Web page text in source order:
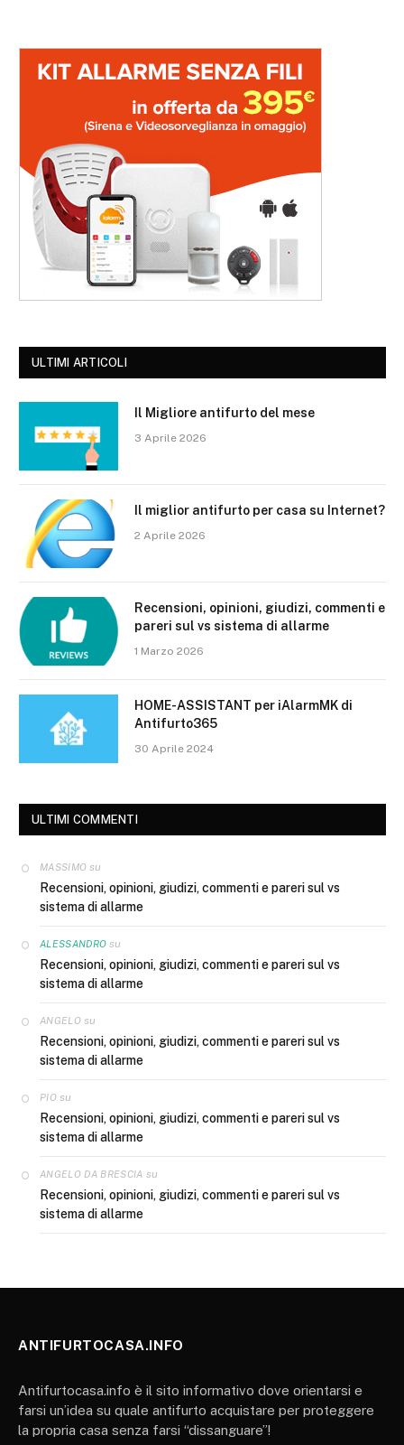
ULTIMI ARTICOLI
Il Migliore antifurto del mese
3 Aprile 2026
Il miglior antifurto per casa su Internet?
2 Aprile 2026
Recensioni, opinioni, giudizi, commenti e
pareri sul vs sistema di allarme
1 Marzo 2026
HOME-ASSISTANT per iAlarmMK di
Antifurto365
30 Aprile 2024
ULTIMI COMMENTI
MASSIMO su
Recensioni, opinioni, giudizi, commenti e pareri sul vs
sistema di allarme
ALESSANDRO su
Recensioni, opinioni, giudizi, commenti e pareri sul vs
sistema di allarme
ANGELO su
Recensioni, opinioni, giudizi, commenti e pareri sul vs
sistema di allarme
PIO su
Recensioni, opinioni, giudizi, commenti e pareri sul vs
sistema di allarme
ANGELO DA BRESCIA su
Recensioni, opinioni, giudizi, commenti e pareri sul vs
sistema di allarme
ANTIFURTOCASA.INFO
Antifurtocasa.info è il sito informativo dove orientarsi e
farsi un’idea su quale antifurto acquistare per proteggere
la propria casa senza farsi “dissanguare”!